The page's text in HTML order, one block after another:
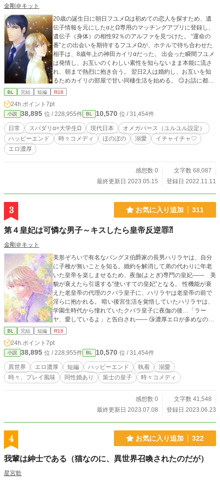
金剛＠キット
20歳の誕生日に朝日フユメΩは初めての恋人を探すため、遺
伝子情報を元にしたαとΩ専用のマッチングアプリに登録し、
遺伝子（身体）の相性92％のアルファを見つけた。 “運命の
番”との出会いを期待するフユメΩが、ホテルで待ち合わせた
相手は、8歳年上の神田カイリαだった。 出会った瞬間フユメ
は発情し、お互いのくわしい素性を知らないまま本能に流さ
れ、朝まで熱烈に抱き合う。 翌日2人は婚約し、お互いを知
るためカイリの部屋で甘い同棲生活を始める。 😏お話に都合
の良いユルユル設定のオメガバースです。ご容赦を。 😘エロ
BL 完結 短編 R18
24h.ポイント 7pt
小説 38,895 位 / 228,955件 BL 10,570 位 / 31,454件
日常 スパダリα×大学生Ω 現代日本
オメガバース（ユルユル設定）
ハッピーエンド
時々コメディ ほのぼの 溺愛
イチャイチャ♡
エロ濃厚
感想数 0
文字数 68,087
最終更新日 2023.05.15
登録日 2022.11.11
3 お気に入り追加 311
第４皇妃は可憐な男子～キスしたら皇帝反逆罪⁈
金剛＠キット
美形ぞろいで有名なバングヌ伯爵家の長男ハリラヤは、自分
に子種が無いことを知る。婚約を解消して弟の代わりに年老
いた皇帝を楽しませるため、夜伽(よとぎ)専門の皇妃―― 美
貌が衰えたら引退する“使いすての皇妃”となる。 性機能が衰
えた老皇帝の代理のクバラ皇子に、ハリラヤは老皇帝の前で
淫らに抱かれる。 暗い後宮生活を覚悟していたハリラヤは、
学園生時代から憧れていたクバラ皇子に夜伽の後…「ラー
ヤ、愛しているよ」と告白され―― 😘濃厚エロが多めなの
で、エロが苦手な方には、おすすめ出来ないお話です。ご注
BL 完結 短編 R18
24h.ポイント 7pt
小説 38,895 位 / 228,955件 BL 10,570 位 / 31,454件
異世界 エロ濃厚 短編 ハッピーエンド 執着
溺愛
時々、プレイ風味
同性婚あり 策士の皇子 時々コメディ
感想数 0
文字数 41,548
最終更新日 2023.07.08
登録日 2023.06.23
4 お気に入り追加 322
我輩は紳士である（猫なのに、異世界召喚されたのだが）
星宮歌